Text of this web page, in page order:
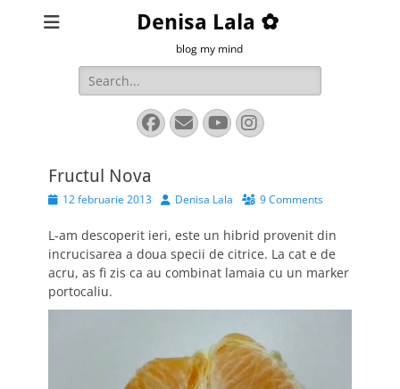
Denisa Lala ✿
blog my mind
Search
for:
Facebook
EmailYouTube
Instagram
Fructul Nova
Posted12 februarie 2013 AuthorDenisa Lala 9 Comments
L-am descoperit ieri, este un hibrid provenit din
incrucisarea a doua specii de citrice. La cat e de
acru, as fi zis ca au combinat lamaia cu un marker
portocaliu.